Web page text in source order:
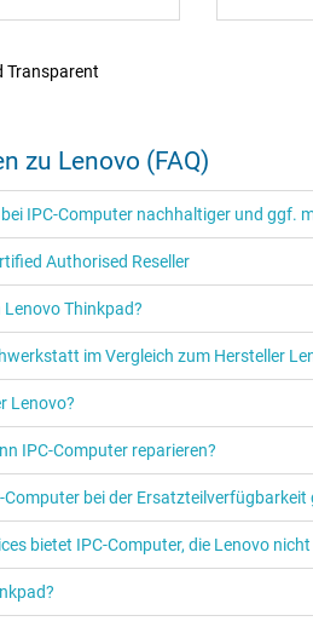
- Fair und
Reparatur
Ersatzteile-Lager
instandgesetzt
Österreich und die Schweiz
zu Lenovo (FAQ)
IPC-Computer nachhaltiger und ggf.
Authorised Reseller
Thinkpad?
im Vergleich zum Hersteller
Lenovo?
IPC‑Computer reparieren?
Computer bei der Ersatzteilverfügbarkeit
bietet IPC-Computer, die Lenovo